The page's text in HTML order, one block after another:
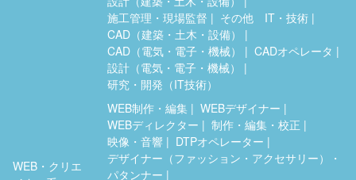
施工管理・現場監督
その他 IT・技術
CAD（建築・土木・設備）
CAD（電気・電子・機械）
CADオペレータ
設計（電気・電子・機械）
研究・開発（IT技術）
WEB・クリエ
WEB制作・編集
WEBデザイナー
WEBディレクター
制作・編集・校正
映像・音響
DTPオペレーター
デザイナー（ファッション・アクセサリー）・
パタンナー